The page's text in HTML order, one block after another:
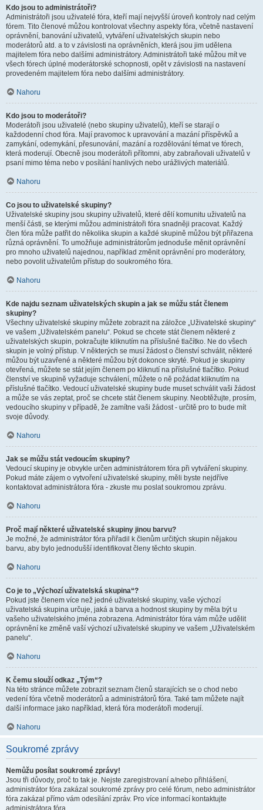
Kdo jsou to administrátoři?
Administrátoři jsou uživatelé fóra, kteří mají nejvyšší úroveň kontroly nad celým
fórem. Tito členové můžou kontrolovat všechny aspekty fóra, včetně nastavení
oprávnění, banování uživatelů, vytváření uživatelských skupin nebo
moderátorů atd. a to v závislosti na oprávněních, která jsou jim udělena
majitelem fóra nebo dalšími administrátory. Administrátoři také můžou mít ve
všech fórech úplné moderátorské schopnosti, opět v závislosti na nastavení
provedeném majitelem fóra nebo dalšími administrátory.
Nahoru
Kdo jsou to moderátoři?
Moderátoři jsou uživatelé (nebo skupiny uživatelů), kteří se starají o
každodenní chod fóra. Mají pravomoc k upravování a mazání příspěvků a
zamykání, odemykání, přesunování, mazání a rozdělování témat ve fórech,
která moderují. Obecně jsou moderátoři přítomni, aby zabraňovali uživatelů v
psaní mimo téma nebo v posílání hanlivých nebo urážlivých materiálů.
Nahoru
Co jsou to uživatelské skupiny?
Uživatelské skupiny jsou skupiny uživatelů, které dělí komunitu uživatelů na
menší části, se kterými můžou administrátoři fóra snadněji pracovat. Každý
člen fóra může patřit do několika skupin a každé skupině můžou být přiřazena
různá oprávnění. To umožňuje administrátorům jednoduše měnit oprávnění
pro mnoho uživatelů najednou, například změnit oprávnění pro moderátory,
nebo povolit uživatelům přístup do soukromého fóra.
Nahoru
Kde najdu seznam uživatelských skupin a jak se můžu stát členem
skupiny?
Všechny uživatelské skupiny můžete zobrazit na záložce „Uživatelské skupiny“
ve vašem „Uživatelském panelu“. Pokud se chcete stát členem některé z
uživatelských skupin, pokračujte kliknutím na příslušné tlačítko. Ne do všech
skupin je volný přístup. V některých se musí žádost o členství schválit, některé
můžou být uzavřené a některé můžou být dokonce skryté. Pokud je skupiny
otevřená, můžete se stát jejím členem po kliknutí na příslušné tlačítko. Pokud
členství ve skupině vyžaduje schválení, můžete o ně požádat kliknutím na
příslušné tlačítko. Vedoucí uživatelské skupiny bude muset schválit vaši žádost
a může se vás zeptat, proč se chcete stát členem skupiny. Neobtěžujte, prosím,
vedoucího skupiny v případě, že zamítne vaši žádost - určitě pro to bude mít
svoje důvody.
Nahoru
Jak se můžu stát vedoucím skupiny?
Vedoucí skupiny je obvykle určen administrátorem fóra při vytváření skupiny.
Pokud máte zájem o vytvoření uživatelské skupiny, měli byste nejdříve
kontaktovat administrátora fóra - zkuste mu poslat soukromou zprávu.
Nahoru
Proč mají některé uživatelské skupiny jinou barvu?
Je možné, že administrátor fóra přiřadil k členům určitých skupin nějakou
barvu, aby bylo jednodušší identifikovat členy těchto skupin.
Nahoru
Co je to „Výchozí uživatelská skupina“?
Pokud jste členem více než jedné uživatelské skupiny, vaše výchozí
uživatelská skupina určuje, jaká a barva a hodnost skupiny by měla být u
vašeho uživatelského jména zobrazena. Administrátor fóra vám může udělit
oprávnění ke změně vaší výchozí uživatelské skupiny ve vašem „Uživatelském
panelu“.
Nahoru
K čemu slouží odkaz „Tým“?
Na této stránce můžete zobrazit seznam členů starajících se o chod nebo
vedení fóra včetně moderátorů a administrátorů fóra. Také tam můžete najít
další informace jako například, která fóra moderátoři moderují.
Nahoru
Soukromé zprávy
Nemůžu posílat soukromé zprávy!
Jsou tři důvody, proč to tak je. Nejste zaregistrovaní a/nebo přihlášení,
administrátor fóra zakázal soukromé zprávy pro celé fórum, nebo administrátor
fóra zakázal přímo vám odesílání zpráv. Pro více informací kontaktujte
administrátora fóra.